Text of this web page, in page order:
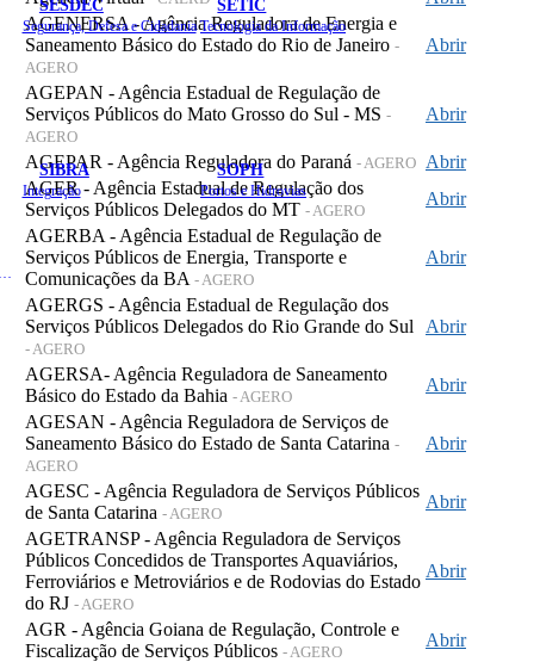
SESDEC
Segurança, Defesa e Cidadania
SETIC
Tecnologia da Informação
SIBRA
Integração
SOPH
Portos e Hidrovias
AGENERSA - Agência Reguladora de Energia e
Saneamento Básico do Estado do Rio de Janeiro -
AGERO
Abrir
AGEPAN - Agência Estadual de Regulação de
Serviços Públicos do Mato Grosso do Sul - MS -
AGERO
Abrir
AGEPAR - Agência Reguladora do Paraná - AGERO Abrir
AGER - Agência Estadual de Regulação dos
Serviços Públicos Delegados do MT - AGERO
Abrir
AGERBA - Agência Estadual de Regulação de
Serviços Públicos de Energia, Transporte e
Comunicações da BA - AGERO
Abrir
AGERGS - Agência Estadual de Regulação dos
Serviços Públicos Delegados do Rio Grande do Sul
- AGERO
Abrir
AGERSA- Agência Reguladora de Saneamento
Básico do Estado da Bahia - AGERO
Abrir
AGESAN - Agência Reguladora de Serviços de
Saneamento Básico do Estado de Santa Catarina -
AGERO
Abrir
AGESC - Agência Reguladora de Serviços Públicos
de Santa Catarina - AGERO
Abrir
AGETRANSP - Agência Reguladora de Serviços
Públicos Concedidos de Transportes Aquaviários,
Ferroviários e Metroviários e de Rodovias do Estado
do RJ - AGERO
Abrir
AGR - Agência Goiana de Regulação, Controle e
Fiscalização de Serviços Públicos - AGERO
Abrir